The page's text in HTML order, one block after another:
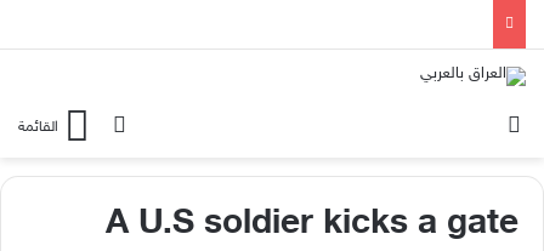
القائمةبحث عن
A U.S soldier kicks a gate